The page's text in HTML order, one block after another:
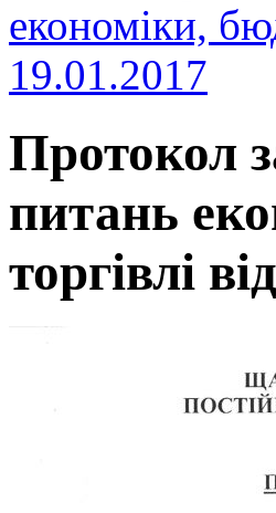
економіки,
19.01.2017
Протокол
питань
торгівлі